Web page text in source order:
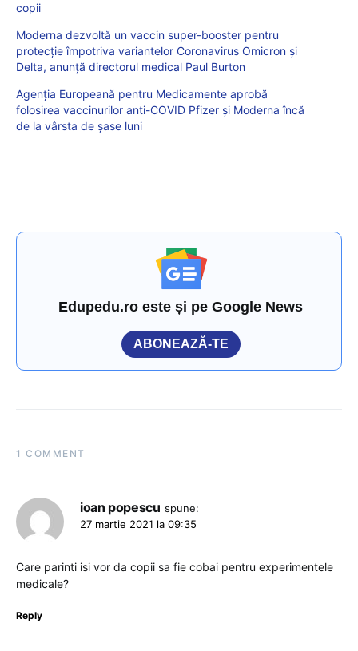
copii
Moderna dezvoltă un vaccin super-booster pentru
protecție împotriva variantelor Coronavirus Omicron și
Delta, anunță directorul medical Paul Burton
Agenţia Europeană pentru Medicamente aprobă
folosirea vaccinurilor anti-COVID Pfizer și Moderna încă
de la vârsta de șase luni
Edupedu.ro este și pe Google News
ABONEAZĂ-TE
1 COMMENT
ioan popescu spune:
27 martie 2021 la 09:35
Care parinti isi vor da copii sa fie cobai pentru experimentele
medicale?
Reply